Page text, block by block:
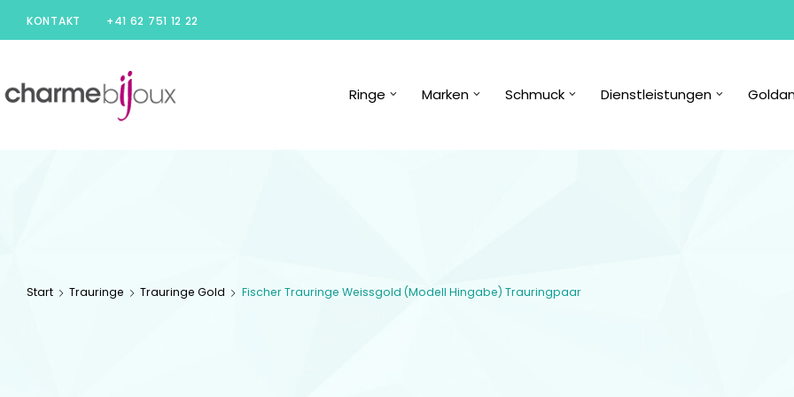
KONTAKT +41 62 751 12 22
Bijoux
Ringe Marken Schmuck Dienstleistungen
Start Trauringe Trauringe Gold Fischer Trauringe Weissgold (Modell Hingabe) Trauringpaar